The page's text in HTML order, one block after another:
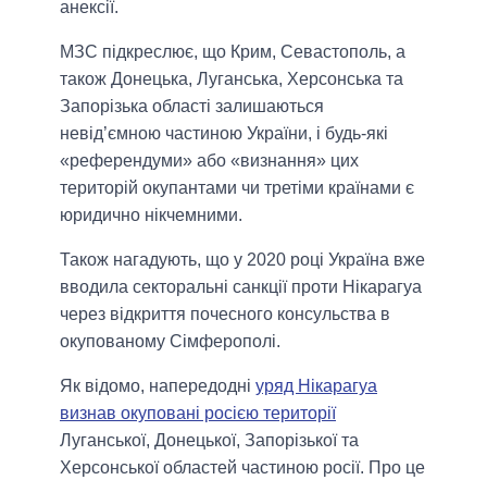
анексії.
МЗС підкреслює, що Крим, Севастополь, а
також Донецька, Луганська, Херсонська та
Запорізька області залишаються
невід’ємною частиною України, і будь-які
«референдуми» або «визнання» цих
територій окупантами чи третіми країнами є
юридично нікчемними.
Також нагадують, що у 2020 році Україна вже
вводила секторальні санкції проти Нікарагуа
через відкриття почесного консульства в
окупованому Сімферополі.
Як вiдомо, напередоднi уряд Нікарагуа
визнав окуповані росією території
Луганської, Донецької, Запорізької та
Херсонської областей частиною росії. Про це